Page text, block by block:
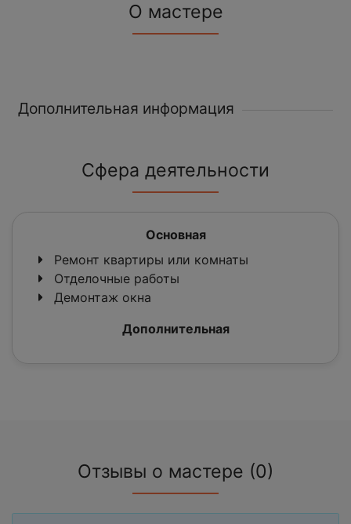
О мастере
Дополнительная информация
Сфера деятельности
Основная
Ремонт квартиры или комнаты
Отделочные работы
Демонтаж окна
Дополнительная
Отзывы о мастере (0)